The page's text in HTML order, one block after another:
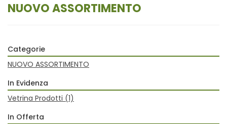
NUOVO ASSORTIMENTO
Categorie
NUOVO ASSORTIMENTO
In Evidenza
Vetrina Prodotti (1)
In Offerta